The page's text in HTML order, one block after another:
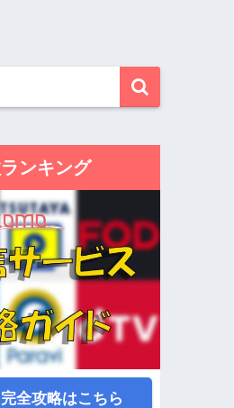
ンキング
全攻略はこちら